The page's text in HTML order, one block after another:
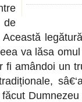
de
va lăsa
amândoi un
făcut